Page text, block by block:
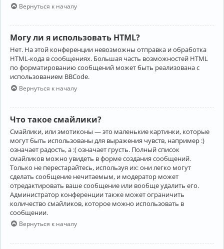
Вернуться к началу
Могу ли я использовать HTML?
Нет. На этой конференции невозможны отправка и обработка
HTML-кода в сообщениях. Большая часть возможностей HTML
по форматированию сообщений может быть реализована с
использованием BBCode.
Вернуться к началу
Что такое смайлики?
Смайлики, или эмотиконы — это маленькие картинки, которые
могут быть использованы для выражения чувств, например :)
означает радость, а :( означает грусть. Полный список
смайликов можно увидеть в форме создания сообщений.
Только не перестарайтесь, используя их: они легко могут
сделать сообщение нечитаемым, и модератор может
отредактировать ваше сообщение или вообще удалить его.
Администратор конференции также может ограничить
количество смайликов, которое можно использовать в
сообщении.
Вернуться к началу